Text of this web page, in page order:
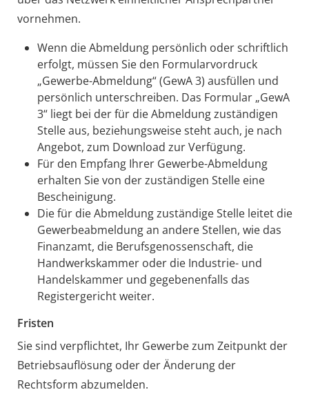
vornehmen.
Wenn die Abmeldung persönlich oder schriftlich
erfolgt, müssen Sie den Formularvordruck
„Gewerbe-Abmeldung“ (GewA 3) ausfüllen und
persönlich unterschreiben. Das Formular „GewA
3“ liegt bei der für die Abmeldung zuständigen
Stelle aus, beziehungsweise steht auch, je nach
Angebot, zum Download zur Verfügung.
Für den Empfang Ihrer Gewerbe-Abmeldung
erhalten Sie von der zuständigen Stelle eine
Bescheinigung.
Die für die Abmeldung zuständige Stelle leitet die
Gewerbeabmeldung an andere Stellen, wie das
Finanzamt, die Berufsgenossenschaft, die
Handwerkskammer oder die Industrie- und
Handelskammer und gegebenenfalls das
Registergericht weiter.
Fristen
Sie sind verpflichtet, Ihr Gewerbe zum Zeitpunkt der
Betriebsauflösung oder der Änderung der
Rechtsform abzumelden.